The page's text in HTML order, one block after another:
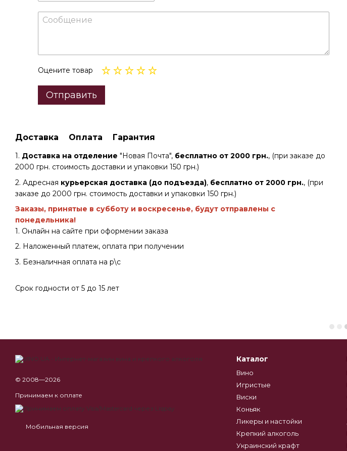
Оцените товар
Отправить
Доставка Оплата Гарантия
1. Доставка на отделение "Новая Почта", бесплатно от 2000 грн., (при заказе до
2000 грн. стоимость доставки и упаковки 150 грн.)
2. Адресная курьерская доставка (до подъезда), бесплатно от 2000 грн., (при
заказе до 2000 грн. стоимость доставки и упаковки 150 грн.)
Заказы, принятые в субботу и воскресенье, будут отправлены с
понедельника!
1. Онлайн на сайте при оформении заказа
2. Наложенный платеж, оплата при получении
3. Безналичная оплата на р\с
Срок годности от 5 до 15 лет
© 2008—2026
Принимаем к оплате
Мобильная версия
Каталог
Вино
Игристые
Виски
Коньяк
Ликеры и настойки
Крепкий алкоголь
Украинский крафт